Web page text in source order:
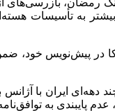
به تأسیسات
دهه‌ای ایران با
عدم پایبندی به